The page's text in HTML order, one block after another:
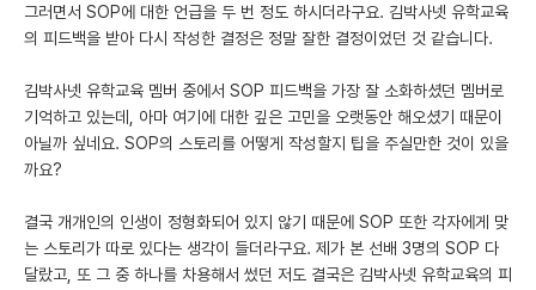
그러면서 SOP에 대한 언급을 두 번 정도 하시더라구요. 김박사넷 유학교육
의 피드백을 받아 다시 작성한 결정은 정말 잘한 결정이었던 것 같습니다.
김박사넷 유학교육 멤버 중에서 SOP 피드백을 가장 잘 소화하셨던 멤버로
기억하고 있는데, 아마 여기에 대한 깊은 고민을 오랫동안 해오셨기 때문이
아닐까 싶네요. SOP의 스토리를 어떻게 작성할지 팁을 주실만한 것이 있을
까요?
결국 개개인의 인생이 정형화되어 있지 않기 때문에 SOP 또한 각자에게 맞
는 스토리가 따로 있다는 생각이 들더라구요. 제가 본 선배 3명의 SOP 다
달랐고, 또 그 중 하나를 차용해서 썼던 저도 결국은 김박사넷 유학교육의 피